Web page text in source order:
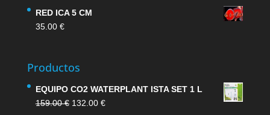
RED ICA 5 CM
35.00 €
Productos
EQUIPO CO2 WATERPLANT ISTA SET 1 L
159.00€ El
132.00 €El